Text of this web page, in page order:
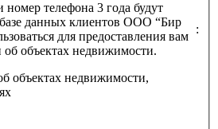
телефона 3 года будут
для предоставления вам
информации об объектах недвижимости.
:
объектах недвижимости,